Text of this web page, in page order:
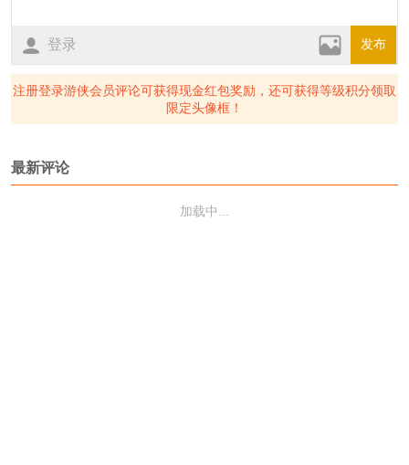
登录 发布
注册登录游侠会员评论可获得现金红包奖励，还可获得等级积分领取
限定头像框！
最新评论
加载中...